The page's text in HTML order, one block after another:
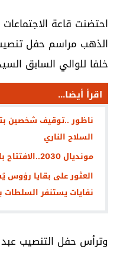
احتضنت قاعة
الذهب مراسم حفل
خلفا للوالي السابق
اقرأ أيضا...
ناظور ..توقيف شخصين
السلاح الناري
مونديال 2030..الافتتاح بالمغرب والنهائي بإسبانيا
العثور على بقايا رؤوس
نفايات يستنفر السلطات
وترأس حفل التنصيب عبد